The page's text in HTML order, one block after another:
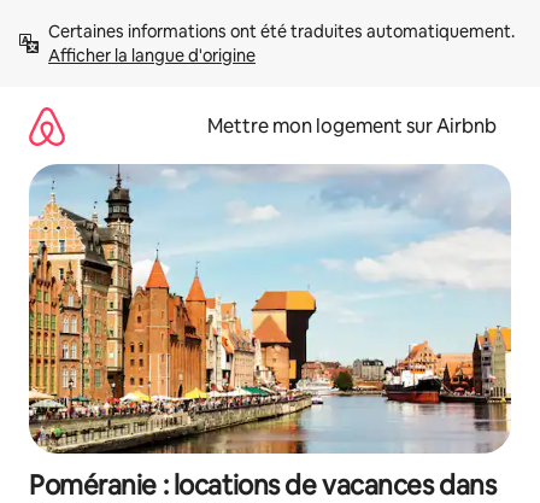
directement
Afficher la langue d'origine
Mettre mon logement sur Airbnb
Poméranie : locations de vacances dans